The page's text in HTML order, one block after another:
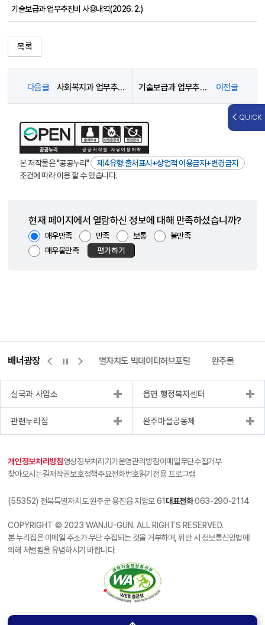
기술보급과 업무추진비 사용내역(2026. 2.)
목록
다음글 사회복지과 업무추진비 사용내역(2026년 2월) 기술보급과 업무추진비 사용내역(2026. 1.) 이전글
본 저작물은 "공공누리"
제4유형:출처표시+상업적 이용금지+변경금지
조건에 따라 이용 할 수 있습니다.
현재 페이지에서 열람하신 정보에 대해 만족하셨습니까?
매우만족 만족 보통
불만족
매우불만족
평가하기
QUICK
배너광장
터 위택스 전북특별자치도 빅데이터허브포털 완주몰
실국과 사업소 읍면 행정복지센터
관련누리집 완주마을공동체
개인정보처리방침영상정보처리기기운영관리방침이메일무단수집거부
찾아오시는길저작권보호정책주요전화번호읽기전용 프로그램
(55352) 전북특별자치도 완주군 용진읍 지암로 61 대표전화063-290-2114
COPYRIGHT © 2023 WANJU-GUN. ALL RIGHTS RESERVED.
본 누리집은 이메일 주소가 무단 수집되는 것을 거부하며, 위반 시 정보통신망법에
의해 처벌됨을 유념하시기 바랍니다.